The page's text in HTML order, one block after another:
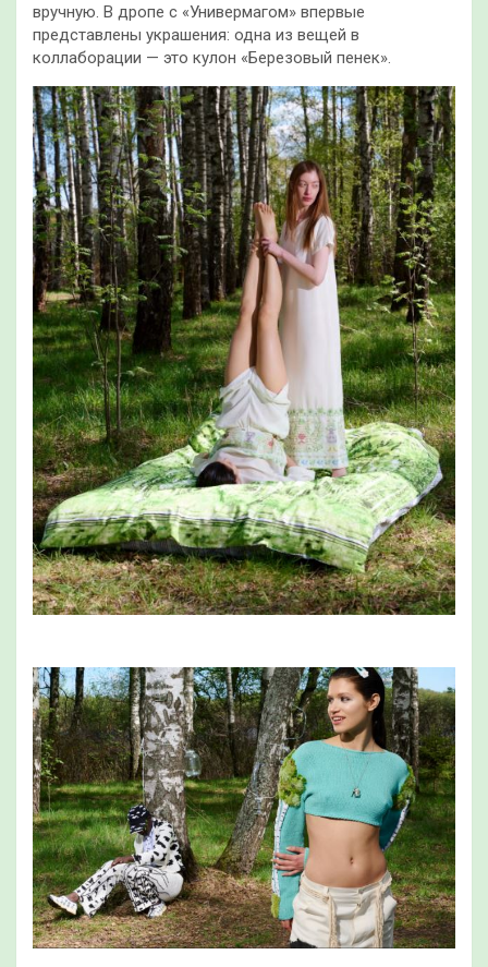
вручную. В дропе с «Универмагом» впервые
представлены украшения: одна из вещей в
коллаборации — это кулон «Березовый пенек».